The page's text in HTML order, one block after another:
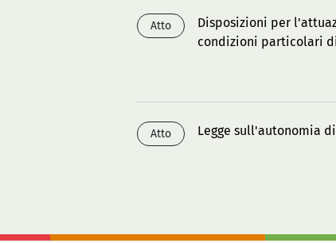
Atto
Disposizioni per
condizioni particolari
Atto Legge sull'autonomia